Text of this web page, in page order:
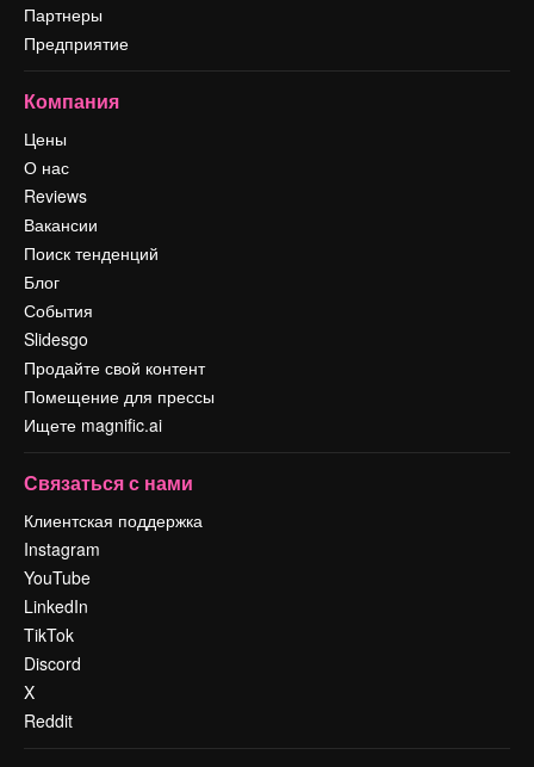
Партнеры
Предприятие
Компания
Цены
О нас
Reviews
Вакансии
Поиск тенденций
Блог
События
Slidesgo
Продайте свой контент
Помещение для прессы
Ищете magnific.ai
Связаться с нами
Клиентская поддержка
Instagram
YouTube
LinkedIn
TikTok
Discord
X
Reddit